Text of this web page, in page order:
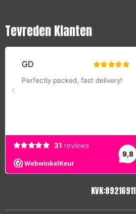
Tevreden Klanten
KVK:89216911